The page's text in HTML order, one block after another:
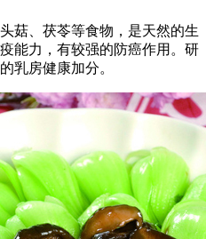
、茯苓等食物，是天然的生
能力，有较强的防癌作用。研
乳房健康加分。